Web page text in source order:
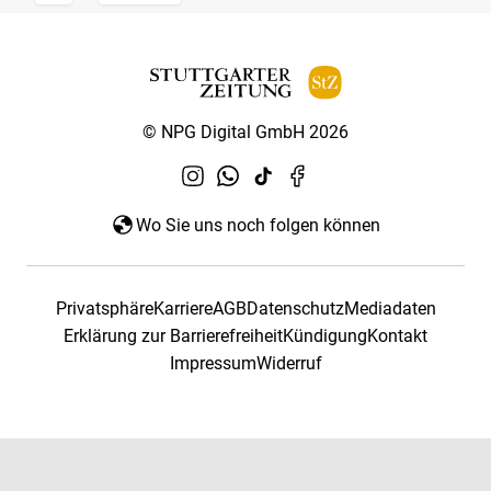
© NPG Digital GmbH 2026
Wo Sie uns noch folgen können
PrivatsphäreKarriereAGBDatenschutzMediadaten
Erklärung zur BarrierefreiheitKündigungKontakt
ImpressumWiderruf